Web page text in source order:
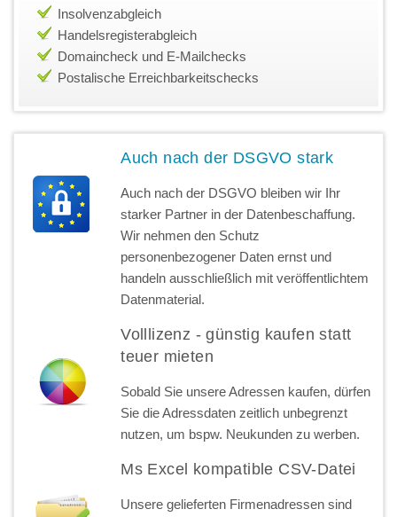
Insolvenzabgleich
Handelsregisterabgleich
Domaincheck und E-Mailchecks
Postalische Erreichbarkeitschecks
Auch nach der DSGVO stark
Auch nach der DSGVO bleiben wir Ihr
starker Partner in der Datenbeschaffung.
Wir nehmen den Schutz
personenbezogener Daten ernst und
handeln ausschließlich mit veröffentlichtem
Datenmaterial.
Volllizenz - günstig kaufen statt
teuer mieten
Sobald Sie unsere Adressen kaufen, dürfen
Sie die Adressdaten zeitlich unbegrenzt
nutzen, um bspw. Neukunden zu werben.
Ms Excel kompatible CSV-Datei
Unsere gelieferten Firmenadressen sind